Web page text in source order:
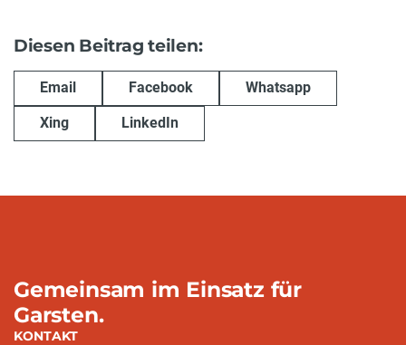
Diesen Beitrag teilen:
Email Facebook Whatsapp
Xing LinkedIn
Gemeinsam im Einsatz für
Garsten.
KONTAKT